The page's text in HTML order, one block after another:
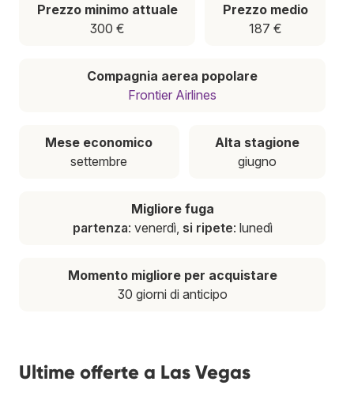
Prezzo minimo attuale
300 €
Prezzo medio
187 €
Compagnia aerea popolare
Frontier Airlines
Mese economico
settembre
Alta stagione
giugno
Migliore fuga
partenza: venerdì, si ripete: lunedì
Momento migliore per acquistare
30 giorni di anticipo
Ultime offerte a Las Vegas